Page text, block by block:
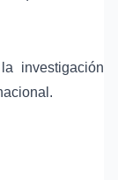
investigación